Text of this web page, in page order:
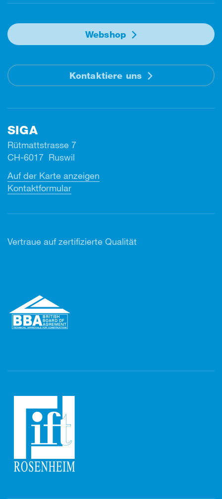
Webshop
Kontaktiere uns
SIGA
Rütmattstrasse 7
CH-6017 Ruswil
Auf der Karte anzeigen
Kontaktformular
Vertraue auf zertifizierte Qualität